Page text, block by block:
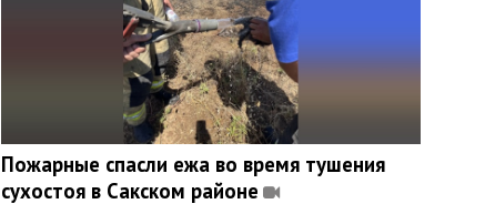
Пожарные спасли ежа во время тушения
сухостоя в Сакском районе